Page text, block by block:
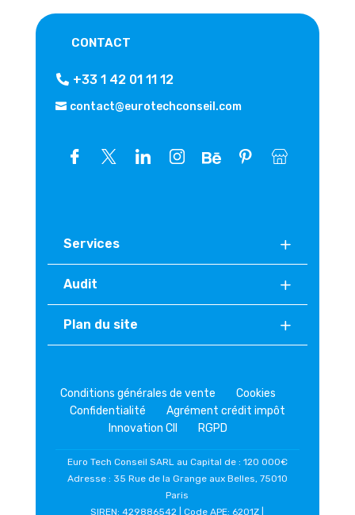
CONTACT
+33 1 42 01 11 12
contact@eurotechconseil.com
Services
Audit
Plan du site
Conditions générales de vente
Cookies
Confidentialité
Agrément crédit impôt
Innovation CII
RGPD
Euro Tech Conseil SARL au Capital de : 120 000€
Adresse : 35 Rue de la Grange aux Belles, 75010
Paris
SIREN: 429886542 | Code APE: 6201Z |